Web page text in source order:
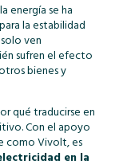
energía se ha
la estabilidad
ven
sufren el efecto
bienes y
qué traducirse en
Con el apoyo
como Vivolt, es
en la